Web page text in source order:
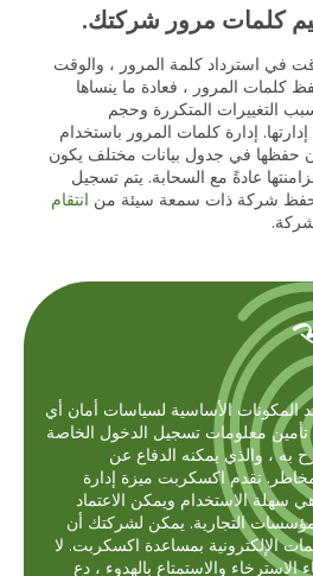
كلمات مرور شركتك.
في استرداد كلمة المرور ، والوقت
كلمات المرور ، فعادة ما ينساها
التغييرات المتكررة وحجم
إدارة كلمات المرور باستخدام
حفظها في جدول بيانات مختلف يكون
عادةً مع السحابة. يتم تسجيل
تحفظ شركة ذات سمعة سيئة من انتقام
المكونات الأساسية لسياسات أمان أي
معلومات تسجيل الدخول الخاصة
به ، والذي يمكنه الدفاع عن
تقدم اكسكربت ميزة إدارة
سهلة الاستخدام ويمكن الاعتماد
التجارية. يمكن لشركتك أن
الإلكترونية بمساعدة اكسكربت. لا
والاستمتاع بالهدوء ، دع